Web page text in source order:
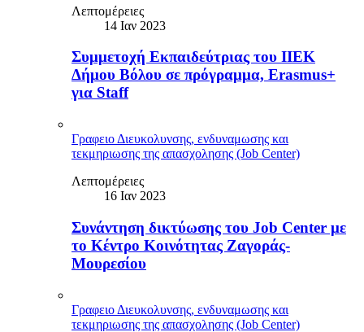
Λεπτομέρειες
14 Ιαν 2023
Συμμετοχή Εκπαιδεύτριας του ΙΙΕΚ
Δήμου Βόλου σε πρόγραμμα, Erasmus+
για Staff
Γραφειο Διευκολυνσης, ενδυναμωσης και
τεκμηριωσης της απασχολησης (Job Center)
Λεπτομέρειες
16 Ιαν 2023
Συνάντηση δικτύωσης του Job Center με
το Κέντρο Κοινότητας Ζαγοράς-
Μουρεσίου
Γραφειο Διευκολυνσης, ενδυναμωσης και
τεκμηριωσης της απασχολησης (Job Center)